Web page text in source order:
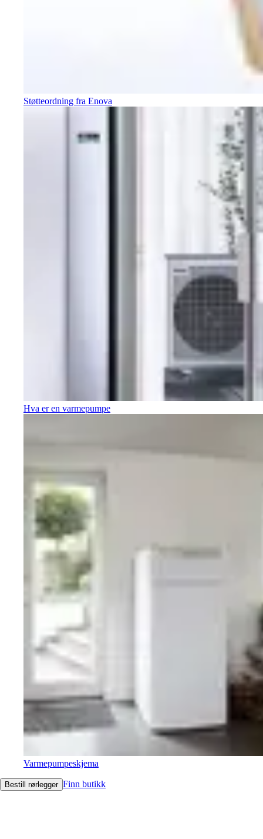
Støtteordning fra Enova
Hva er en varmepumpe
Varmepumpeskjema
Bestill rørlegger Finn butikk